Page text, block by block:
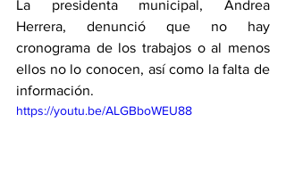
La presidenta municipal, Andrea
Herrera, denunció que no hay
cronograma de los trabajos o al menos
ellos no lo conocen, así como la falta de
información.
https://youtu.be/ALGBboWEU88